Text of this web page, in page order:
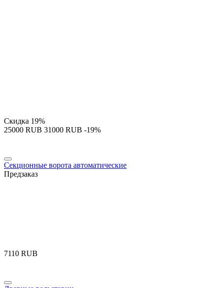
Скидка 19%
‍25000‍ RUB ‍31000‍ RUB -19%
Секционные ворота автоматические
Предзаказ
‍7110‍ RUB